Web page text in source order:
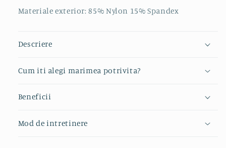
Materiale exterior: 85% Nylon 15% Spandex
Descriere
Cum iti alegi marimea potrivita?
Beneficii
Mod de intretinere